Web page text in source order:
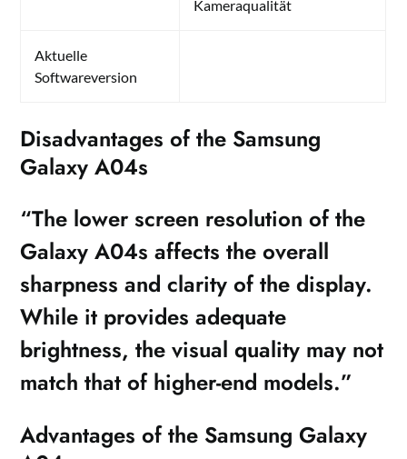
Kameraqualität
Aktuelle
Softwareversion
Disadvantages of the Samsung
Galaxy A04s
“The lower screen resolution of the
Galaxy A04s affects the overall
sharpness and clarity of the display.
While it provides adequate
brightness, the visual quality may not
match that of higher-end models.”
Advantages of the Samsung Galaxy